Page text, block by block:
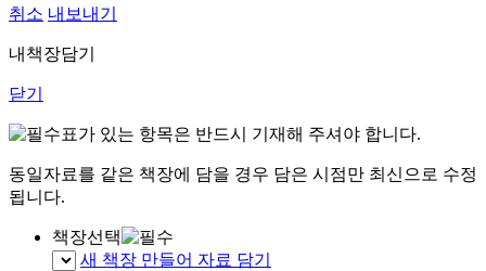
취소 내보내기
내책장담기
닫기
표가 있는 항목은 반드시 기재해 주셔야 합니다.
동일자료를 같은 책장에 담을 경우 담은 시점만 최신으로 수정
됩니다.
책장선택
새 책장 만들어 자료 담기